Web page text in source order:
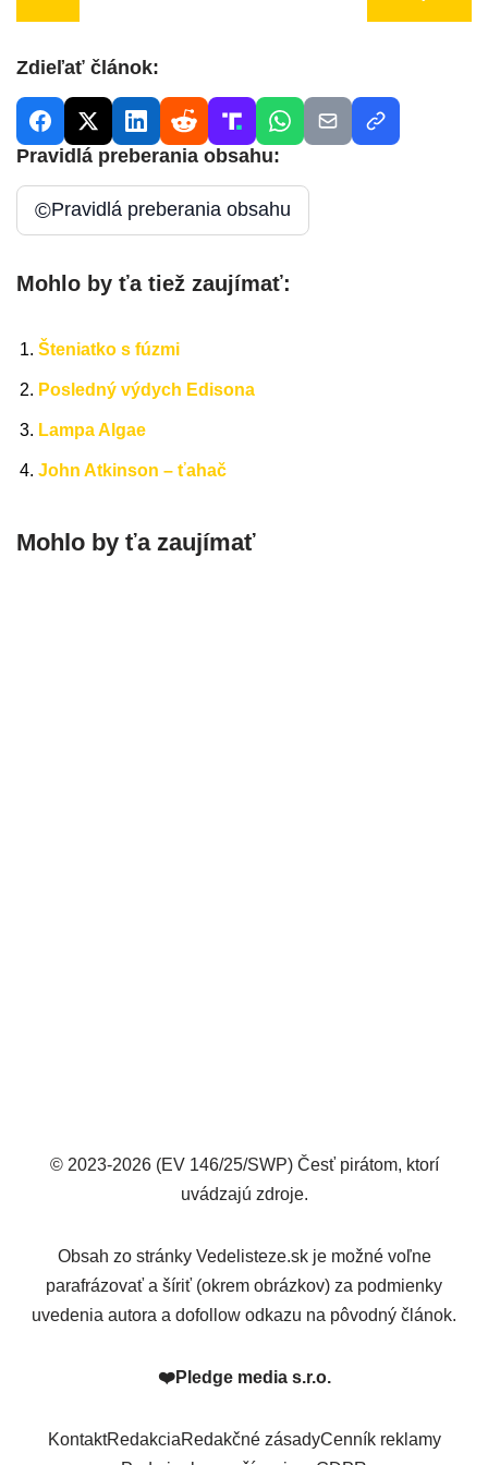
Zdieľať článok:
Pravidlá preberania obsahu:
©Pravidlá preberania obsahu
Mohlo by ťa tiež zaujímať:
Šteniatko s fúzmi
Posledný výdych Edisona
Lampa Algae
John Atkinson – ťahač
Mohlo by ťa zaujímať
© 2023-2026 (EV 146/25/SWP) Česť pirátom, ktorí
uvádzajú zdroje.
Obsah zo stránky Vedelisteze.sk je možné voľne
parafrázovať a šíriť (okrem obrázkov) za podmienky
uvedenia autora a dofollow odkazu na pôvodný článok.
❤️Pledge media s.r.o.
KontaktRedakciaRedakčné zásadyCenník reklamy